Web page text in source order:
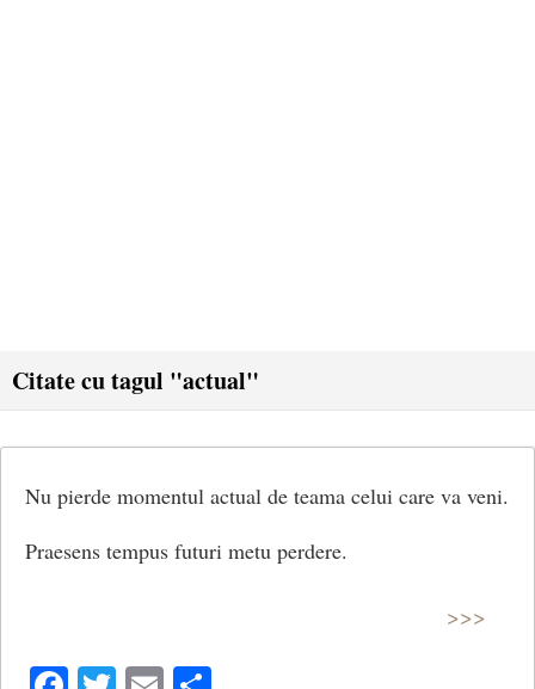
Citate cu tagul "actual"
Nu pierde momentul actual de teama celui care va veni.
Praesens tempus futuri metu perdere.
>>>